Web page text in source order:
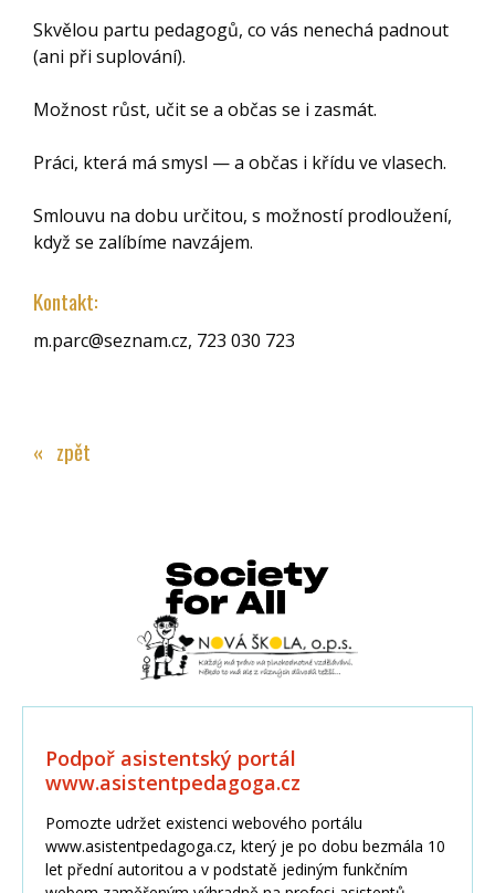
Skvělou partu pedagogů, co vás nenechá padnout
(ani při suplování).
Možnost růst, učit se a občas se i zasmát.
Práci, která má smysl — a občas i křídu ve vlasech.
Smlouvu na dobu určitou, s možností prodloužení,
když se zalíbíme navzájem.
Kontakt:
m.parc@seznam.cz, 723 030 723
« zpět